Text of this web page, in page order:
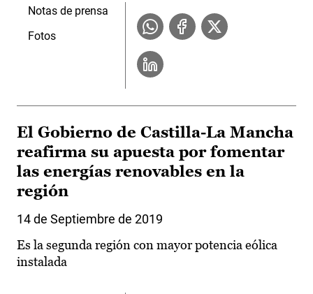
Notas de prensa
Fotos
El Gobierno de Castilla-La Mancha
reafirma su apuesta por fomentar
las energías renovables en la
región
14 de Septiembre de 2019
Es la segunda región con mayor potencia eólica
instalada